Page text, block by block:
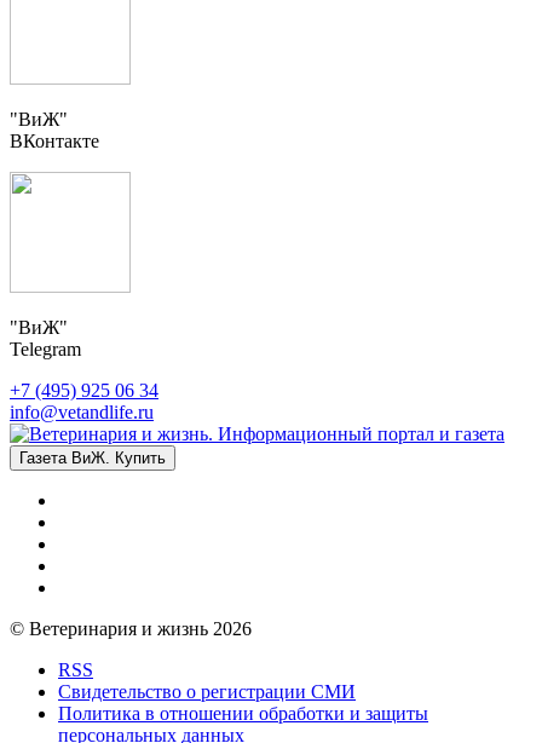
"ВиЖ"
ВКонтакте
"ВиЖ"
Telegram
+7 (495) 925 06 34
info@vetandlife.ru
Газета ВиЖ. Купить
© Ветеринария и жизнь 2026
RSS
Свидетельство о регистрации СМИ
Политика в отношении обработки и защиты
персональных данных